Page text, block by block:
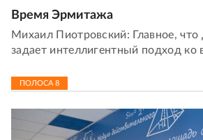
Время Эрмитажа
Михаил Пиотровский: Главное, что
задает интеллигентный подход ко
ПОЛОСА 8